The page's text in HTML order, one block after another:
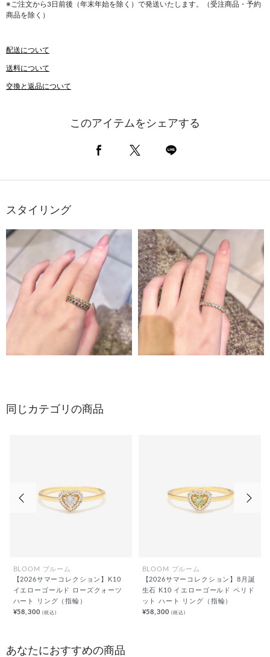
※ご注文から3日前後（年末年始を除く）で発送いたします。（受注商品・予約
商品を除く）
配送について
送料について
交換と返品について
このアイテムをシェアする
スタイリング
同じカテゴリの商品
BLOOM ブルーム
【2026サマーコレクション】K10
イエローゴールド ローズクォーツ
ハート リング（指輪）
¥58,300(税込)
BLOOM ブルーム
【2026サマーコレクション】8月誕
生石 K10 イエローゴールド ペリド
ット ハート リング（指輪）
¥58,300(税込)
前の画像
あなたにおすすめの商品